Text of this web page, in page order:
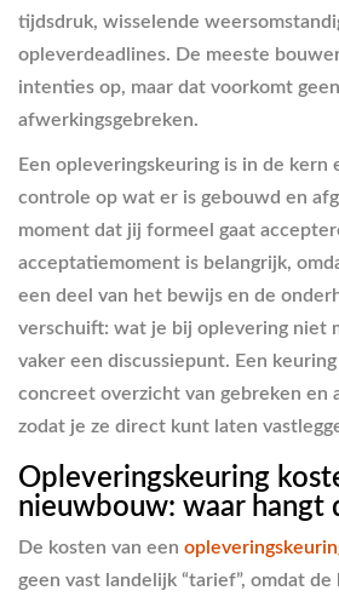
tijdsdruk, wisselende
opleverdeadlines. De meeste
intenties op, maar dat voorkomt
afwerkingsgebreken.
Een opleveringskeuring is in de kern
controle op wat er is gebouwd en
moment dat jij formeel gaat
acceptatiemoment is belangrijk,
een deel van het bewijs en de
verschuift: wat je bij oplevering niet
vaker een discussiepunt. Een
concreet overzicht van gebreken en
zodat je ze direct kunt laten
Opleveringskeuring
nieuwbouw: waar hangt
De kosten van een
geen vast landelijk “tarief”, omdat de